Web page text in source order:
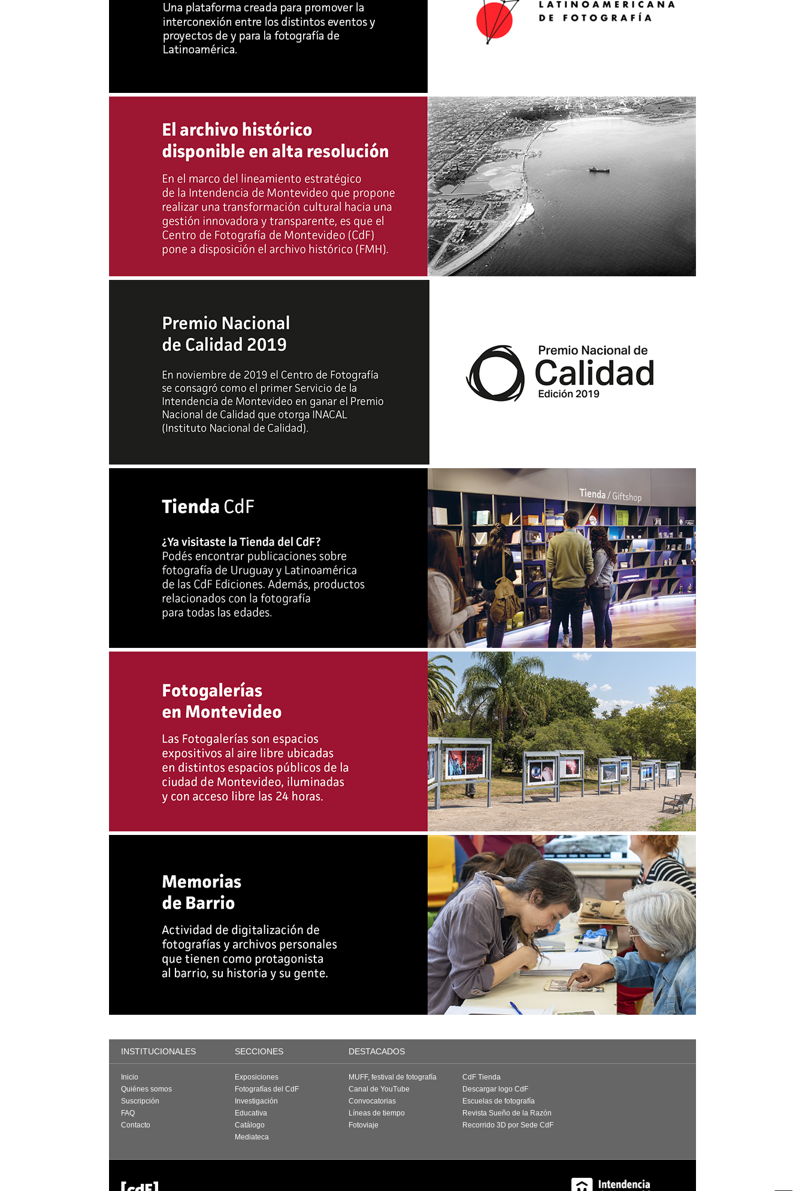
INSTITUCIONALES SECCIONES DESTACADOS
Inicio
Quiénes somos
Suscripción
FAQ
Contacto
Exposiciones
Fotografías del CdF
Investigación
Educativa
Catálogo
Mediateca
MUFF, festival de fotografía
Canal de YouTube
Convocatorias
Líneas de tiempo
Fotoviaje
CdF Tienda
Descargar logo CdF
Escuelas de fotografía
Revista Sueño de la Razón
Recorrido 3D por Sede CdF